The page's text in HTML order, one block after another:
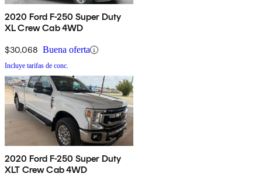
2020 Ford F-250 Super Duty
XL Crew Cab 4WD
$30,068 Buena oferta
Incluye tarifas de conc.
2020 Ford F-250 Super Duty
XLT Crew Cab 4WD